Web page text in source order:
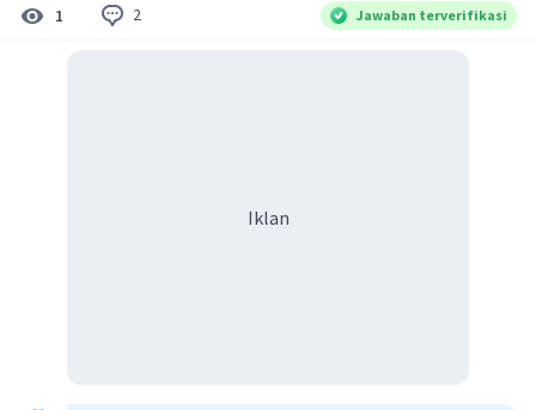
1 2 Jawaban terverifikasi
Iklan